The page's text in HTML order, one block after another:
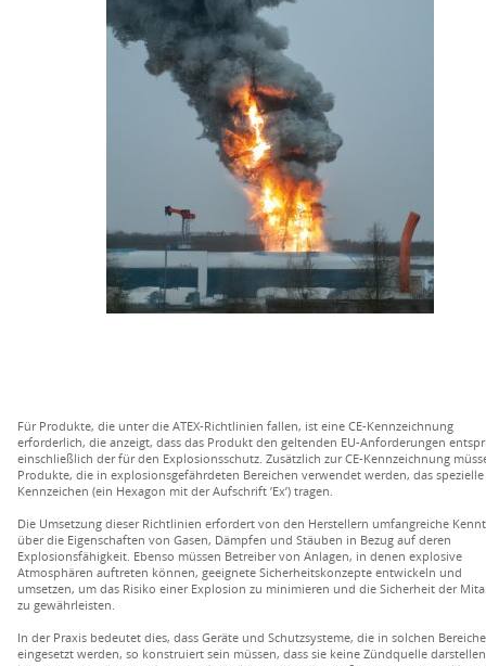
Für Produkte, die unter die ATEX-Richtlinien fallen, ist eine CE-Kennzeichnung
erforderlich, die anzeigt, dass das Produkt den geltenden EU-Anforderungen
einschließlich der für den Explosionsschutz. Zusätzlich zur CE-Kennzeichnung
Produkte, die in explosionsgefährdeten Bereichen verwendet werden, das spezielle
Kennzeichen (ein Hexagon mit der Aufschrift ’Ex’) tragen.
Die Umsetzung dieser Richtlinien erfordert von den Herstellern umfangreiche
über die Eigenschaften von Gasen, Dämpfen und Stäuben in Bezug auf deren
Explosionsfähigkeit. Ebenso müssen Betreiber von Anlagen, in denen explosive
Atmosphären auftreten können, geeignete Sicherheitskonzepte entwickeln und
umsetzen, um das Risiko einer Explosion zu minimieren und die Sicherheit der
zu gewährleisten.
In der Praxis bedeutet dies, dass Geräte und Schutzsysteme, die in solchen
eingesetzt werden, so konstruiert sein müssen, dass sie keine Zündquelle darstellen